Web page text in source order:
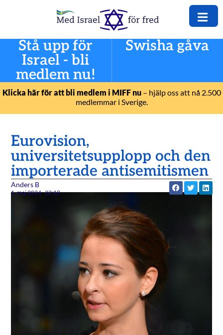
Stå upp för
Israel - bli
medlem nu!
Swisha gåva
Klicka här för att bli medlem i MIFF nu– hjälp oss att nå 2.500
medlemmar i Sverige.
Eurovision,
universitetsupplopp och den
importerade antisemitismen
Anders B
1. maj 2024 22:18